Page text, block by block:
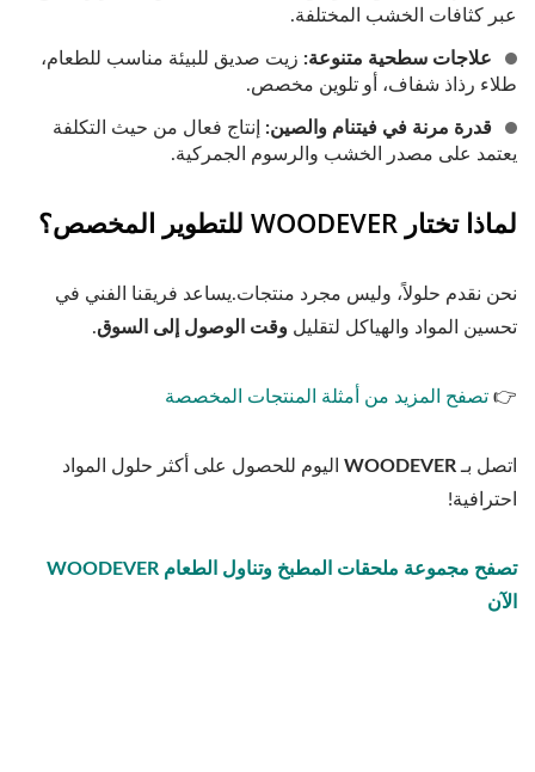
عبر كثافات الخشب المختلفة.
علاجات سطحية متنوعة: زيت صديق للبيئة مناسب للطعام،
طلاء رذاذ شفاف، أو تلوين مخصص.
قدرة مرنة في فيتنام والصين:
إنتاج فعال من حيث التكلفة
يعتمد على مصدر الخشب والرسوم الجمركية.
لماذا تختار WOODEVER للتطوير المخصص؟
نحن نقدم حلولاً، وليس مجرد منتجات.يساعد فريقنا الفني في
تحسين المواد والهياكل لتقليل وقت الوصول إلى السوق.
👉 تصفح المزيد من أمثلة المنتجات المخصصة
اتصل بـ
اليوم للحصول على أكثر حلول المواد
احترافية!
تصفح مجموعة ملحقات المطبخ وتناول الطعام WOODEVER
الآن